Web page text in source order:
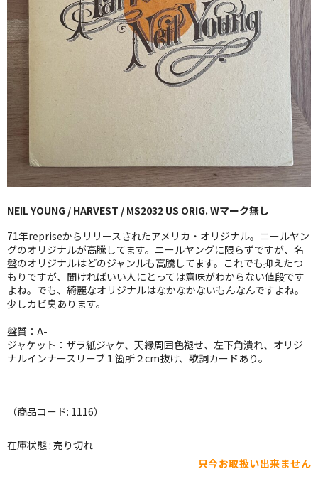
Categories
New Arrivals
新譜
GG RECORD （当店のレーベル）
JAZZ-US
BLUE NOTE
JAZZ-EU
JAZZ-JP
JAZZ-VOCAL
J-POP
ROCK
FOLK,SSW
その他
NEIL YOUNG / HARVEST / MS2032 US ORIG. Wマーク無し
71年repriseからリリースされたアメリカ・オリジナル。ニールヤン
グのオリジナルが高騰してます。ニールヤングに限らずですが、名
盤のオリジナルはどのジャンルも高騰してます。これでも抑えたつ
もりですが、聞ければいい人にとっては意味がわからない値段です
よね。でも、綺麗なオリジナルはなかなかないもんなんですよね。
少しカビ臭あります。
盤質：A-
ジャケット：ザラ紙ジャケ、天縁周囲色褪せ、左下角潰れ、オリジ
ナルインナースリーブ１箇所２cm抜け、歌詞カードあり。
（商品コード: 1116）
在庫状態 : 売り切れ
只今お取扱い出来ません